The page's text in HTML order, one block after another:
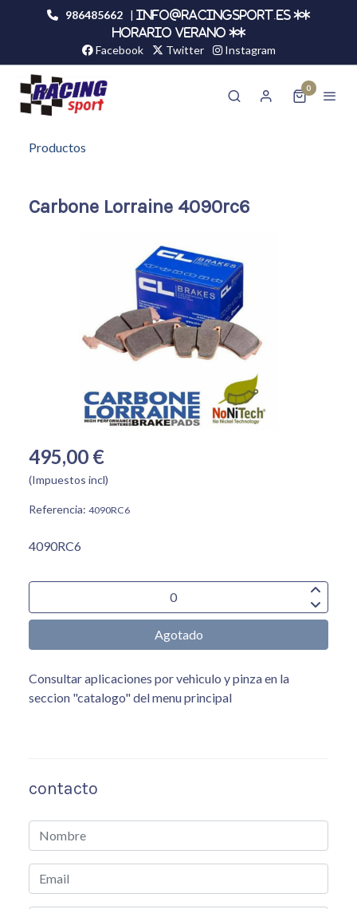
986485662 |
info@racingsport.es **
HORARIO VERANO **
Facebook Twitter Instagram
0
Productos
Carbone Lorraine 4090rc6
495,00 €
(Impuestos incl)
Referencia: 4090RC6
4090RC6
Agotado
Consultar aplicaciones por vehiculo y pinza en la
seccion "catalogo" del menu principal
contacto